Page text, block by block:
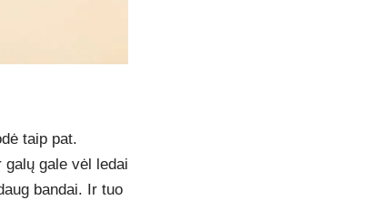
taip pat.
gale vėl ledai
bandai. Ir tuo